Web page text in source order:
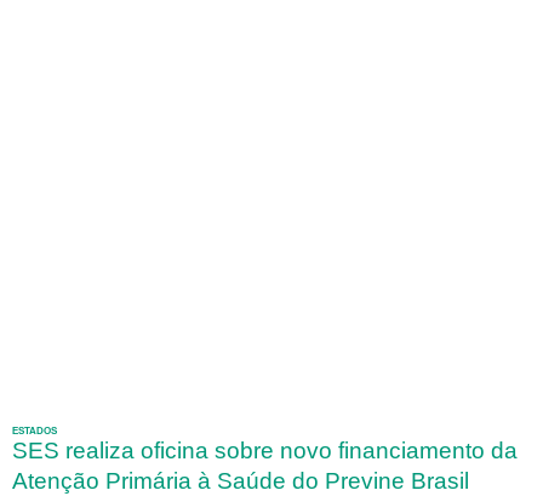
ESTADOS
SES realiza oficina sobre novo financiamento da
Atenção Primária à Saúde do Previne Brasil